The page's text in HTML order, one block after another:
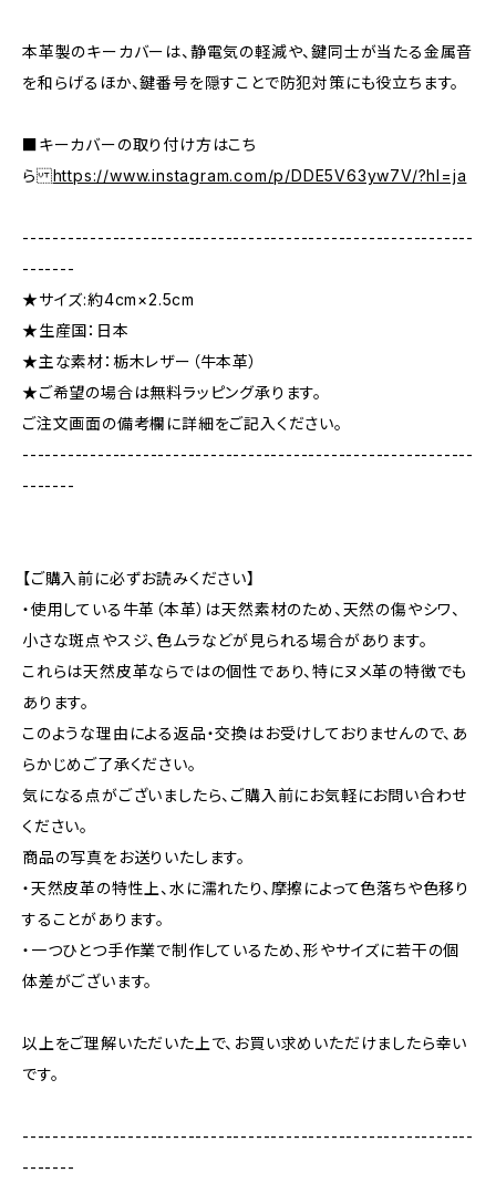
本革製のキーカバーは、静電気の軽減や、鍵同士が当たる金属音
を和らげるほか、鍵番号を隠すことで防犯対策にも役立ちます。
■キーカバーの取り付け方はこち
らhttps://www.instagram.com/p/DDE5V63yw7V/?hl=ja
------------------------------------------------------------
-------
★サイズ:約4cm×2.5cm
★生産国：日本
★主な素材：栃木レザー（牛本革）
★ご希望の場合は無料ラッピング承ります。
ご注文画面の備考欄に詳細をご記入ください。
------------------------------------------------------------
-------
【ご購入前に必ずお読みください】
・使用している牛革（本革）は天然素材のため、天然の傷やシワ、
小さな斑点やスジ、色ムラなどが見られる場合があります。
これらは天然皮革ならではの個性であり、特にヌメ革の特徴でも
あります。
このような理由による返品・交換はお受けしておりませんので、あ
らかじめご了承ください。
気になる点がございましたら、ご購入前にお気軽にお問い合わせ
ください。
商品の写真をお送りいたします。
・天然皮革の特性上、水に濡れたり、摩擦によって色落ちや色移り
することがあります。
・一つひとつ手作業で制作しているため、形やサイズに若干の個
体差がございます。
以上をご理解いただいた上で、お買い求めいただけましたら幸い
です。
------------------------------------------------------------
-------